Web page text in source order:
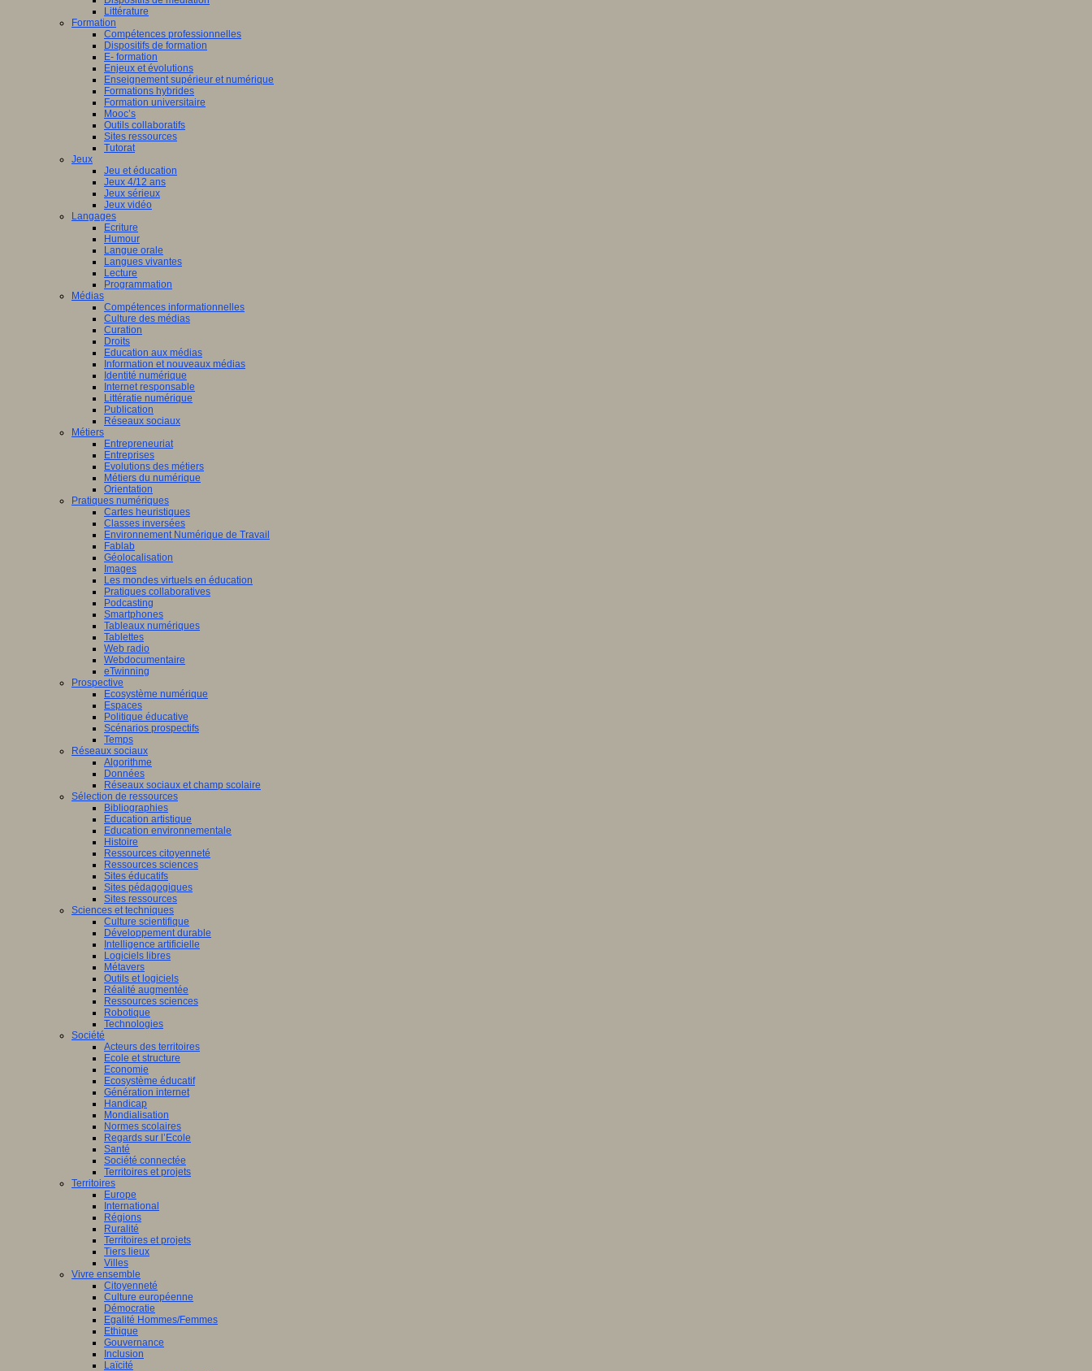
Littérature
Formation
Compétences professionnelles
Dispositifs de formation
E- formation
Enjeux et évolutions
Enseignement supérieur et numérique
Formations hybrides
Formation universitaire
Mooc’s
Outils collaboratifs
Sites ressources
Tutorat
Jeux
Jeu et éducation
Jeux 4/12 ans
Jeux sérieux
Jeux vidéo
Langages
Ecriture
Humour
Langue orale
Langues vivantes
Lecture
Programmation
Médias
Compétences informationnelles
Culture des médias
Curation
Droits
Education aux médias
Information et nouveaux médias
Identité numérique
Internet responsable
Littératie numérique
Publication
Réseaux sociaux
Métiers
Entrepreneuriat
Entreprises
Evolutions des métiers
Métiers du numérique
Orientation
Pratiques numériques
Cartes heuristiques
Classes inversées
Environnement Numérique de Travail
Fablab
Géolocalisation
Images
Les mondes virtuels en éducation
Pratiques collaboratives
Podcasting
Smartphones
Tableaux numériques
Tablettes
Web radio
Webdocumentaire
eTwinning
Prospective
Ecosystème numérique
Espaces
Politique éducative
Scénarios prospectifs
Temps
Réseaux sociaux
Algorithme
Données
Réseaux sociaux et champ scolaire
Sélection de ressources
Bibliographies
Education artistique
Education environnementale
Histoire
Ressources citoyenneté
Ressources sciences
Sites éducatifs
Sites pédagogiques
Sites ressources
Sciences et techniques
Culture scientifique
Développement durable
Intelligence artificielle
Logiciels libres
Métavers
Outils et logiciels
Réalité augmentée
Ressources sciences
Robotique
Technologies
Société
Acteurs des territoires
Ecole et structure
Economie
Ecosystème éducatif
Génération internet
Handicap
Mondialisation
Normes scolaires
Regards sur l’Ecole
Santé
Société connectée
Territoires et projets
Territoires
Europe
International
Régions
Ruralité
Territoires et projets
Tiers lieux
Villes
Vivre ensemble
Citoyenneté
Culture européenne
Démocratie
Egalité Hommes/Femmes
Ethique
Gouvernance
Inclusion
Laïcité